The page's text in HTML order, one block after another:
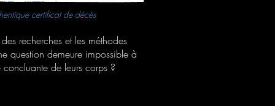
certificat de décès
recherches et les méthodes
question demeure impossible à
de leurs corps ?